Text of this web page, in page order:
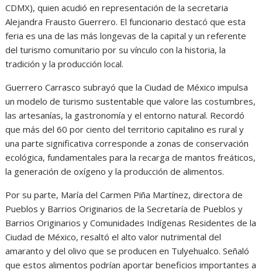
CDMX), quien acudió en representación de la secretaria
Alejandra Frausto Guerrero. El funcionario destacó que esta
feria es una de las más longevas de la capital y un referente
del turismo comunitario por su vínculo con la historia, la
tradición y la producción local.
Guerrero Carrasco subrayó que la Ciudad de México impulsa
un modelo de turismo sustentable que valore las costumbres,
las artesanías, la gastronomía y el entorno natural. Recordó
que más del 60 por ciento del territorio capitalino es rural y
una parte significativa corresponde a zonas de conservación
ecológica, fundamentales para la recarga de mantos freáticos,
la generación de oxígeno y la producción de alimentos.
Por su parte, María del Carmen Piña Martínez, directora de
Pueblos y Barrios Originarios de la Secretaría de Pueblos y
Barrios Originarios y Comunidades Indígenas Residentes de la
Ciudad de México, resaltó el alto valor nutrimental del
amaranto y del olivo que se producen en Tulyehualco. Señaló
que estos alimentos podrían aportar beneficios importantes a